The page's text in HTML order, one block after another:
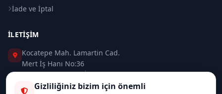
İade ve İptal
İLETIŞIM
Kocatepe Mah. Lamartin Cad.
Mert İş Hanı No:36
Taksim / Beyoğlu / İSTANBUL
Gizliliğiniz bizim için önemli